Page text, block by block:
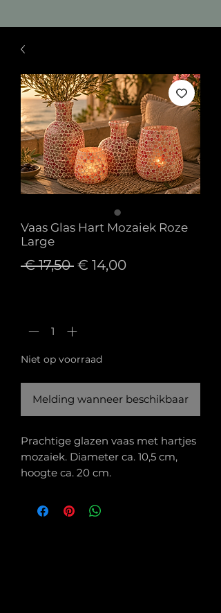
Vaas Glas Hart Mozaiek Roze
Large
€ 17,50 Normale
€ 14,00Verkoopprijs
Niet op voorraad
Melding wanneer beschikbaar
Prachtige glazen vaas met hartjes
mozaiek. Diameter ca. 10,5 cm,
hoogte ca. 20 cm.